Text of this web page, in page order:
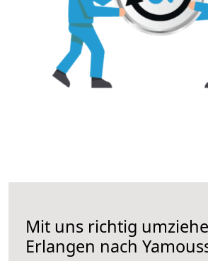
Mit uns richtig
Erlangen nach